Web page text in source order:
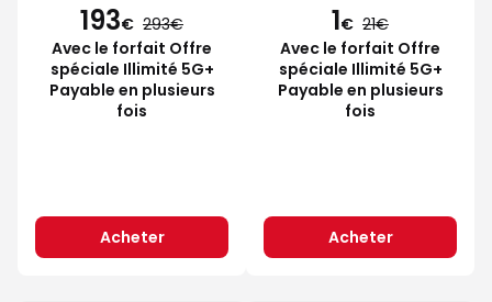
193€ 293
Avec le forfait Offre
spéciale Illimité 5G+
Payable en plusieurs
fois
Acheter
1€ 21
Avec le forfait Offre
spéciale Illimité 5G+
Payable en plusieurs
fois
Acheter